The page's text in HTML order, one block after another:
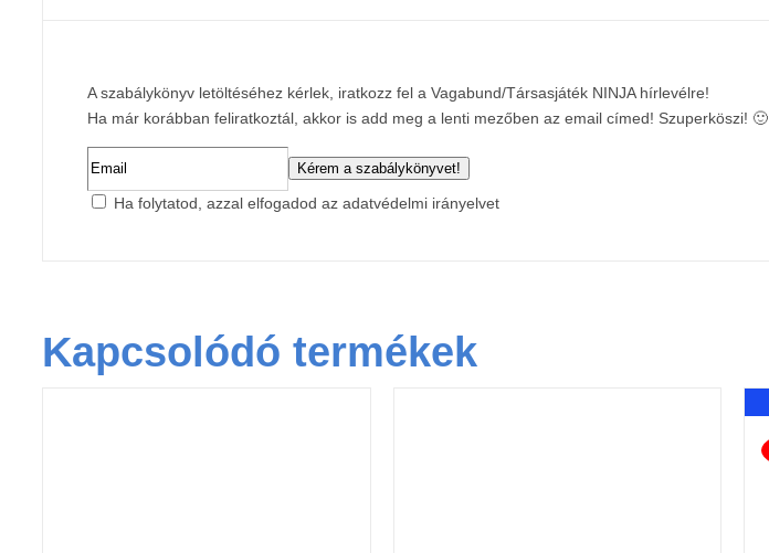
A szabálykönyv letöltéséhez kérlek, iratkozz fel a Vagabund/Társasjáték NINJA hírlevélre!
Ha már korábban feliratkoztál, akkor is add meg a lenti mezőben az email címed! Szuperköszi! 🙂
Ha folytatod, azzal elfogadod az adatvédelmi irányelvet
Kapcsolódó termékek